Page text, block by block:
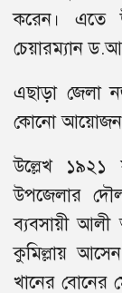
করেন। এতে
চেয়ারম্যান
এছাড়া জেলা
কোনো আয়োজন
উল্লেখ ১৯২১
উপজেলার
ব্যবসায়ী
কুমিল্লায়
খানের বোনের